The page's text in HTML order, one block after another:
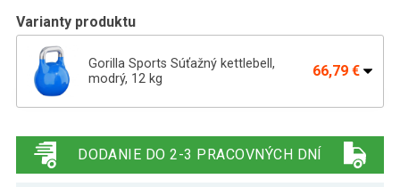
Varianty produktu
Gorilla Sports Súťažný kettlebell,
modrý, 12 kg
66,79 €
8 kg
DODANIE DO 2-3 PRACOVNÝCH DNÍ